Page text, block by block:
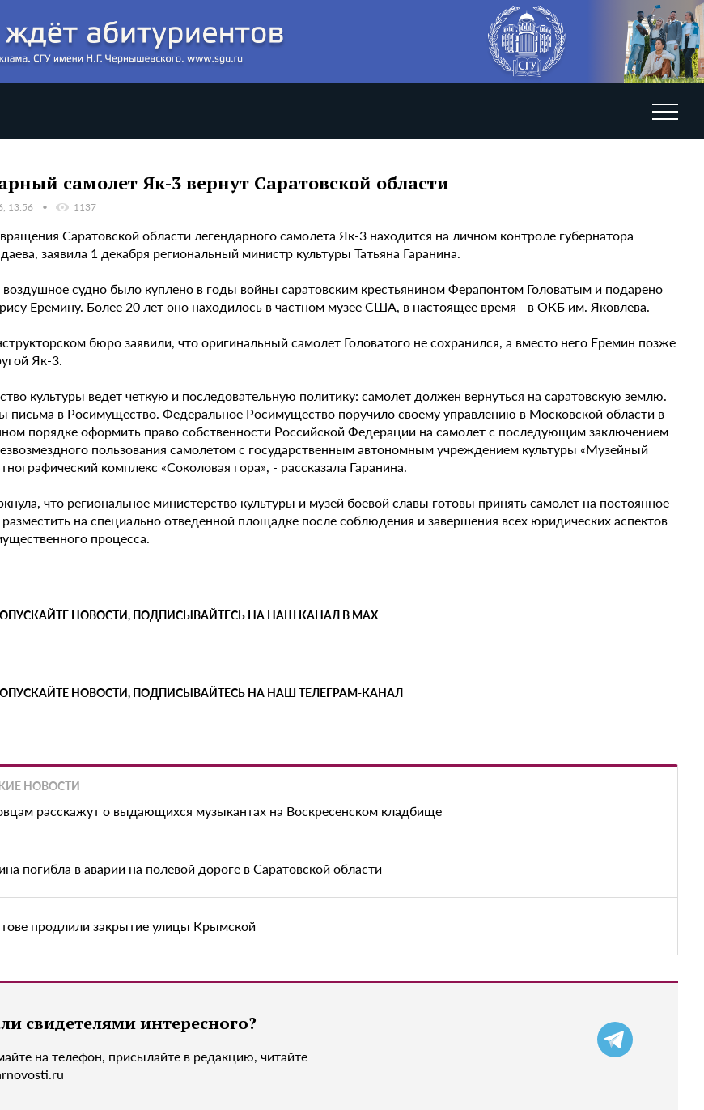
самолет Як-3 вернут Саратовской области
13:56 1137
Саратовской области легендарного самолета Як-3 находится на личном контроле губернатора
заявила 1 декабря региональный министр культуры Татьяна Гаранина.
судно было куплено в годы войны саратовским крестьянином Ферапонтом Головатым и подарено
Еремину. Более 20 лет оно находилось в частном музее США, в настоящее время - в ОКБ им. Яковлева.
бюро заявили, что оригинальный самолет Головатого не сохранился, а вместо него Еремин позже
Як-3.
культуры ведет четкую и последовательную политику: самолет должен вернуться на саратовскую землю.
письма в Росимущество. Федеральное Росимущество поручило своему управлению в Московской области в
порядке оформить право собственности Российской Федерации на самолет с последующим заключением
пользования самолетом с государственным автономным учреждением культуры «Музейный
комплекс «Соколовая гора», - рассказала Гаранина.
что региональное министерство культуры и музей боевой славы готовы принять самолет на постоянное
на специально отведенной площадке после соблюдения и завершения всех юридических аспектов
процесса.
НОВОСТИ, ПОДПИСЫВАЙТЕСЬ НА НАШ КАНАЛ В MAX
НОВОСТИ, ПОДПИСЫВАЙТЕСЬ НА НАШ ТЕЛЕГРАМ-КАНАЛ
НОВОСТИ
расскажут о выдающихся музыкантах на Воскресенском кладбище
погибла в аварии на полевой дороге в Саратовской области
продлили закрытие улицы Крымской
свидетелями интересного?
на телефон, присылайте в редакцию, читайте